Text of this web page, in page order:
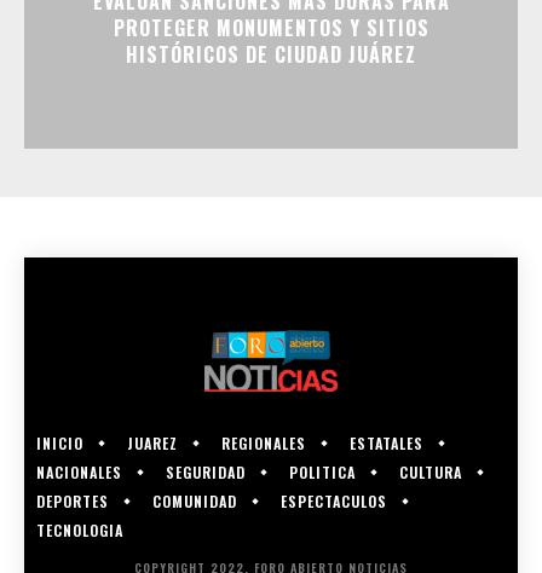
PROTEGER MONUMENTOS Y SITIOS
HISTÓRICOS DE CIUDAD JUÁREZ
INICIO JUAREZ REGIONALES
ESTATALES
NACIONALES
SEGURIDAD POLITICA
CULTURA
DEPORTES
COMUNIDAD
ESPECTACULOS
TECNOLOGIA
COPYRIGHT 2022, FORO ABIERTO NOTICIAS